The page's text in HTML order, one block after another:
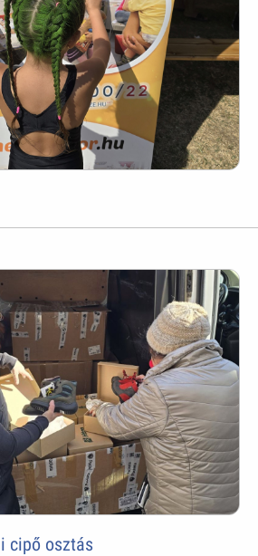
cipő osztás